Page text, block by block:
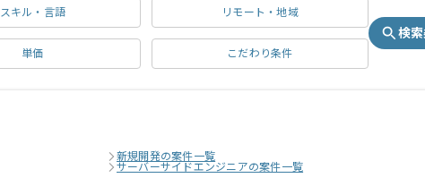
スキル・言語 リモート・地域
単価 こだわり条件
検
新規開発の案件一覧
サーバーサイドエンジニアの案件一覧